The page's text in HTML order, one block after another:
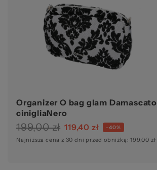
Organizer O bag glam Damascato
cinigliaNero
199,00 zł 119,40 zł -40%
Najniższa cena z 30 dni przed obniżką: 199,00 zł